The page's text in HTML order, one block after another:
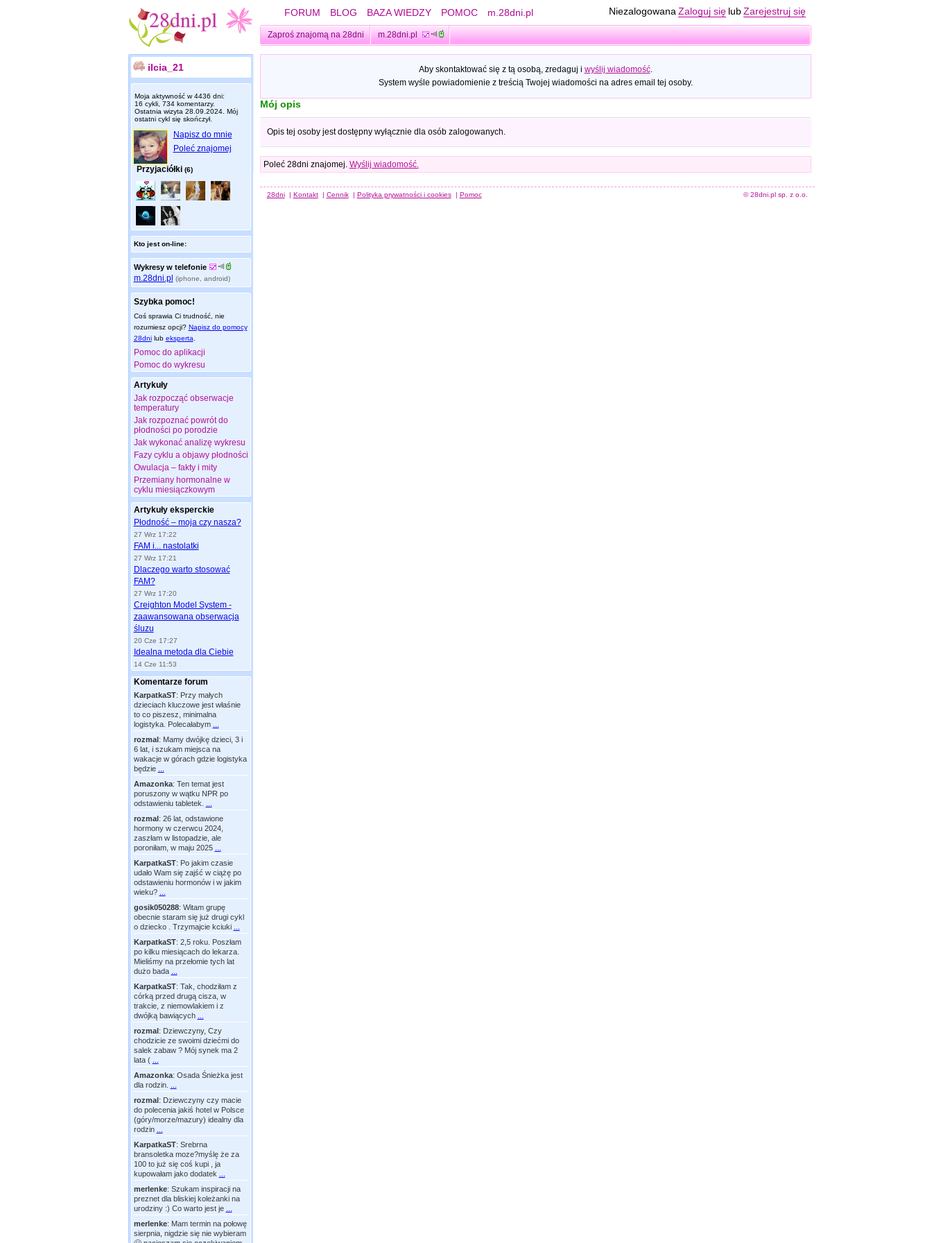
FORUM BLOG BAZA WIEDZY POMOC m.28dni.pl Niezalogowana Zaloguj się lub Zarejestruj się
Zaproś znajomą na 28dni m.28dni.pl
ilcia_21
Moja aktywność w 4436 dni:
16 cykli, 734 komentarzy.
Ostatnia wizyta 28.09.2024. Mój
ostatni cykl się skończył.
Napisz do mnie
Poleć znajomej
Przyjaciółki (6)
Kto jest on-line:
Wykresy w telefonie
m.28dni.pl (iphone, android)
Szybka pomoc!
Coś sprawia Ci trudność, nie
rozumiesz opcji? Napisz do pomocy
28dnilub eksperta
Pomoc do aplikacji
Pomoc do wykresu
Artykuły
Jak rozpocząć obserwacje
temperatury
Jak rozpoznać powrót do
płodności po porodzie
Jak wykonać analizę wykresu
Fazy cyklu a objawy płodności
Owulacja – fakty i mity
Przemiany hormonalne w
cyklu miesiączkowym
Artykuły eksperckie
Płodność – moja czy nasza?
27 Wrz 17:22
FAM i... nastolatki
27 Wrz 17:21
Dlaczego warto stosować
FAM?
27 Wrz 17:20
Creighton Model System -
zaawansowana obserwacja
śluzu
20 Cze 17:27
Idealna metoda dla Ciebie
14 Cze 11:53
Komentarze forum
KarpatkaST: Przy małych
dzieciach kluczowe jest właśnie
to co piszesz, minimalna
logistyka. Polecałabym
rozmal: Mamy dwójkę dzieci, 3 i
6 lat, i szukam miejsca na
wakacje w górach gdzie logistyka
będzie
Amazonka: Ten temat jest
poruszony w wątku NPR po
odstawieniu tabletek.
rozmal: 26 lat, odstawione
hormony w czerwcu 2024,
zaszłam w listopadzie, ale
poroniłam, w maju 2025
KarpatkaST: Po jakim czasie
udało Wam się zajść w ciążę po
odstawieniu hormonów i w jakim
wieku?
gosik050288: Witam grupę
obecnie staram się już drugi cykl
o dziecko . Trzymajcie kciuki
KarpatkaST: 2,5 roku. Poszłam
po kilku miesiącach do lekarza.
Mieliśmy na przełomie tych lat
dużo bada
KarpatkaST: Tak, chodziłam z
córką przed drugą cisza, w
trakcie, z niemowlakiem i z
dwójką bawiących
rozmal: Dziewczyny, Czy
chodzicie ze swoimi dziećmi do
salek zabaw ? Mój synek ma 2
lata (
Amazonka: Osada Śnieżka jest
dla rodzin.
rozmal: Dziewczyny czy macie
do polecenia jakiś hotel w Polsce
(góry/morze/mazury) idealny dla
rodzin
KarpatkaST: Srebrna
bransoletka moze?myślę że za
100 to już się coś kupi , ja
kupowałam jako dodatek
merlenke: Szukam inspiracji na
preznet dla bliskiej koleżanki na
urodziny :) Co warto jest je
merlenke: Mam termin na połowę
sierpnia, nigdzie się nie wybieram
Aby skontaktować się z tą osobą, zredaguj i wyślij wiadomość.
System wyśle powiadomienie z treścią Twojej wiadomości na adres email tej osoby.
Mój opis
Opis tej osoby jest dostępny wyłącznie dla osób zalogowanych.
Poleć 28dni znajomej. Wyślij wiadomość.
28dni | Kontakt | Cennik | Polityka prywatności i cookies | Pomoc © 28dni.pl sp. z o.o.